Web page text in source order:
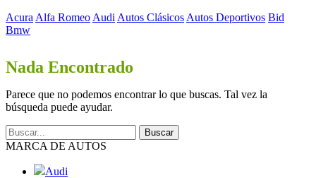
Acura Alfa Romeo Audi Autos Clásicos Autos Deportivos Bid
Bmw
Nada Encontrado
Parece que no podemos encontrar lo que buscas. Tal vez la
búsqueda puede ayudar.
MARCA DE AUTOS
Audi